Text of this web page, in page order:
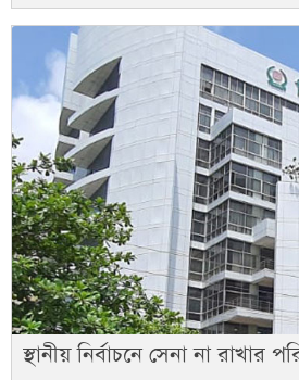
স্থানীয় নির্বাচনে সেনা না রাখার